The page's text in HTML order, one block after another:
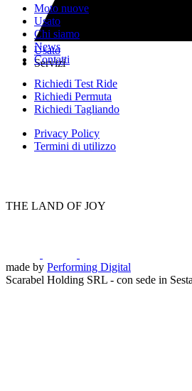
Usato
Servizi
Moto nuove
Usato
Chi siamo
News
Contatti
Richiedi Test Ride
Richiedi Permuta
Richiedi Tagliando
Privacy Policy
Termini di utilizzo
THE LAND OF JOY
made by Performing Digital
Scarabel Holding SRL - con sede in